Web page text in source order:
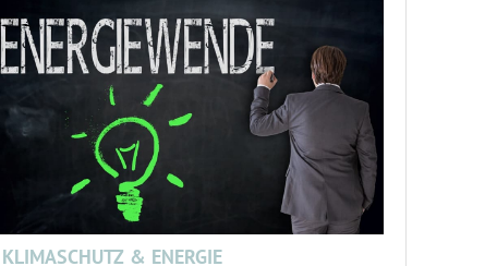
KLIMASCHUTZ & ENERGIE